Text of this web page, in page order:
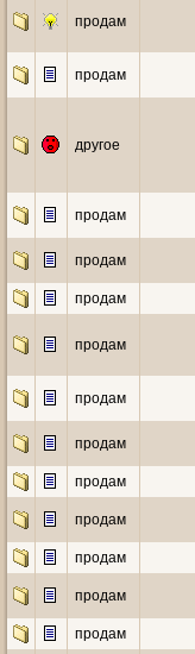
продам
продам
другое
продам
продам
продам
продам
продам
продам
продам
продам
продам
продам
продам